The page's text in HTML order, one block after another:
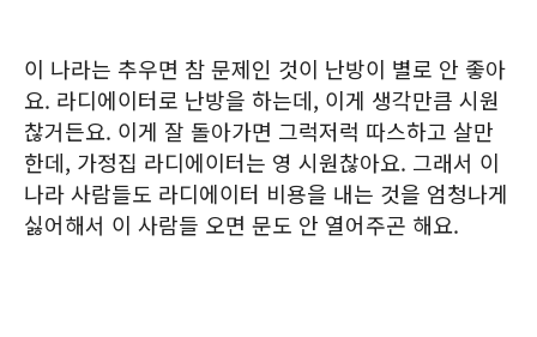
이 나라는 추우면 참 문제인 것이 난방이 별로 안 좋아
요. 라디에이터로 난방을 하는데, 이게 생각만큼 시원
찮거든요. 이게 잘 돌아가면 그럭저럭 따스하고 살만
한데, 가정집 라디에이터는 영 시원찮아요. 그래서 이
나라 사람들도 라디에이터 비용을 내는 것을 엄청나게
싫어해서 이 사람들 오면 문도 안 열어주곤 해요.